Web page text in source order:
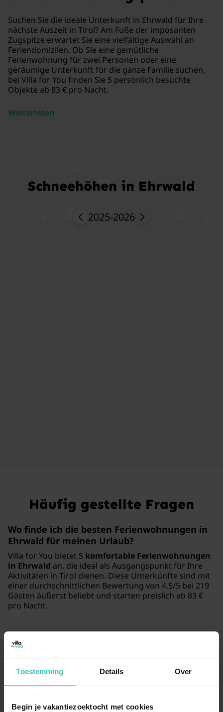
Toestemming Details Over
Begin je vakantiezoektocht met cookies
Suchen Sie die ideale Unterkunft in Ehrwald für Ihre
nächste Auszeit in Tirol? Am Fuße der imposanten
Zugspitze erwartet Sie eine vielfältige Auswahl an
Feriendomizilen. Ob Sie eine gemütliche
Ferienwohnung für zwei Personen oder eine
geräumige Unterkunft für die ganze Familie suchen,
bei Villa for You finden Sie 5 persönlich besuchte
Objekte ab 83 € pro Nacht.
Weiterlesen
Schneehöhen in Ehrwald
2025-2026
Häufig gestellte Fragen
Wo finde ich die besten Ferienwohnungen in
Ehrwald für meinen Urlaub?
Villa for You bietet 5 komfortable Ferienwohnungen
in Ehrwald an, die ideal als Ausgangspunkt für Ihre
Aktivitäten in Tirol dienen. Diese Unterkünfte sind mit
einer durchschnittlichen Bewertung von 4.5/5 bei 219
Gästen äußerst beliebt und starten preislich ab 83 €
pro Nacht.
Welche Unterkünfte eignen sich in Ehrwald
am besten für einen Skiurlaub?
Ehrwald ist ein hervorragendes Skigebiet
, und unsere
Unterkünfte bieten Ihnen die nötige Nähe zu den
viele unsererFerienhäuser in Ehrwald